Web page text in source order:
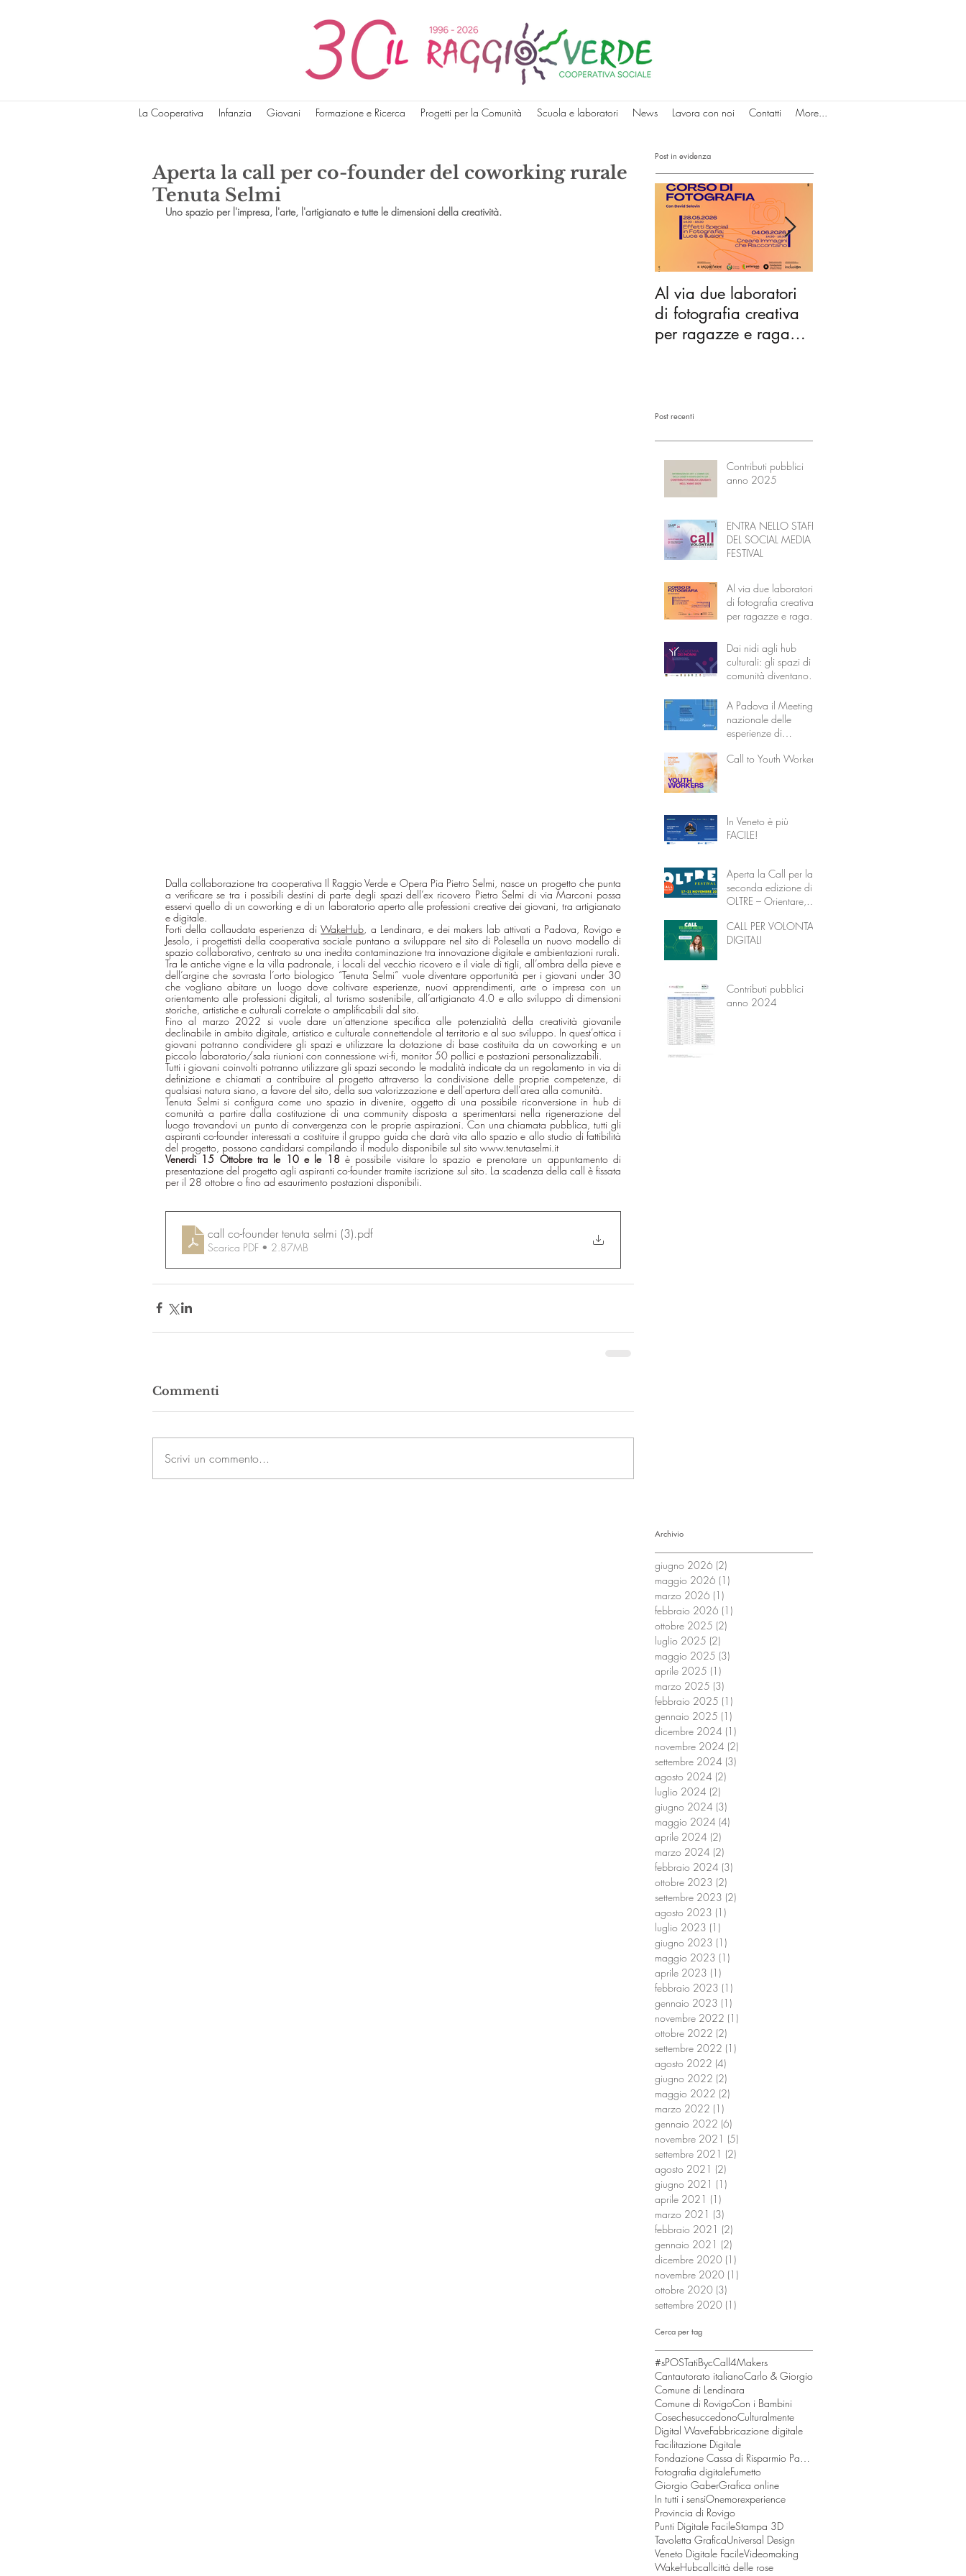
La Cooperativa Infanzia Giovani Formazione e Ricerca Progetti per la Comunità Scuola e laboratori News Lavora con noi Contatti More...
Aperta la call per co-founder del coworking rurale
Tenuta Selmi
Uno spazio per l'impresa, l'arte, l'artigianato e tutte le dimensioni della creatività.
Dalla collaborazione tra cooperativa Il Raggio Verde e Opera Pia Pietro Selmi, nasce un progetto che punta
a verificare se tra i possibili destini di parte degli spazi dell’ex ricovero Pietro Selmi di via Marconi possa
esservi quello di un coworking e di un laboratorio aperto alle professioni creative dei giovani, tra artigianato
e digitale.
Forti della collaudata esperienza di WakeHub , a Lendinara, e dei makers lab attivati a Padova, Rovigo e
Jesolo, i progettisti della cooperativa sociale puntano a sviluppare nel sito di Polesella un nuovo modello di
spazio collaborativo, centrato su una inedita contaminazione tra innovazione digitale e ambientazioni rurali.
Tra le antiche vigne e la villa padronale, i locali del vecchio ricovero e il viale di tigli, all’ombra della pieve e
dell’argine che sovrasta l’orto biologico “Tenuta Selmi” vuole diventare opportunità per i giovani under 30
che vogliano abitare un luogo dove coltivare esperienze, nuovi apprendimenti, arte o impresa con un
orientamento alle professioni digitali, al turismo sostenibile, all’artigianato 4.0 e allo sviluppo di dimensioni
storiche, artistiche e culturali correlate o amplificabili dal sito.
Fino al marzo 2022 si vuole dare un’attenzione specifica alle potenzialità della creatività giovanile
declinabile in ambito digitale, artistico e culturale connettendole al territorio e al suo sviluppo. In quest’ottica i
giovani potranno condividere gli spazi e utilizzare la dotazione di base costituita da un coworking e un
piccolo laboratorio/sala riunioni con connessione wi-fi, monitor 50 pollici e postazioni personalizzabili.
Tutti i giovani coinvolti potranno utilizzare gli spazi secondo le modalità indicate da un regolamento in via di
definizione e chiamati a contribuire al progetto attraverso la condivisione delle proprie competenze, di
qualsiasi natura siano, a favore del sito, della sua valorizzazione e dell'apertura dell'area alla comunità.
Tenuta Selmi si configura come uno spazio in divenire, oggetto di una possibile riconversione in hub di
comunità a partire dalla costituzione di una community disposta a sperimentarsi nella rigenerazione del
luogo trovandovi un punto di convergenza con le proprie aspirazioni. Con una chiamata pubblica , tutti gli
aspiranti co-founder interessati a costituire il gruppo guida che darà vita allo spazio e allo studio di fattibilità
del progetto, possono candidarsi compilando il modulo disponibile sul sito www.tenutaselmi.it
Venerdì 15 Ottobre tra le 10 e le 18 è possibile visitare lo spazio e prenotare un appuntamento di
presentazione del progetto agli aspiranti co-founder tramite iscrizione sul sito. La scadenza della call è fissata
per il 28 ottobre o fino ad esaurimento postazioni disponibili.
call co-founder tenuta selmi (3).pdf
Scarica PDF • 2.87MB
Commenti
Scrivi un commento...
Post in evidenza
Al via due laboratori
di fotografia creativa
per ragazze e ragazzi
Post recenti
Contributi pubblici
anno 2025
ENTRA NELLO STAFF
DEL SOCIAL MEDIA
FESTIVAL
Al via due laboratori
di fotografia creativa
per ragazze e ragazzi
Dai nidi agli hub
culturali: gli spazi di
comunità diventano
Nonni
A Padova il Meeting
nazionale delle
esperienze di
intergenerazionale
Call to Youth Workers
In Veneto è più
FACILE!
Aperta la Call per la
seconda edizione di
OLTRE – Orientare,
attraverso
l’Educazione
CALL PER VOLONTARI
DIGITALI
Contributi pubblici
anno 2024
Archivio
giugno 2026 (2)
maggio 2026 (1)
marzo 2026 (1)
febbraio 2026 (1)
ottobre 2025 (2)
luglio 2025 (2)
maggio 2025 (3)
aprile 2025 (1)
marzo 2025 (3)
febbraio 2025 (1)
gennaio 2025 (1)
dicembre 2024 (1)
novembre 2024 (2)
settembre 2024 (3)
agosto 2024 (2)
luglio 2024 (2)
giugno 2024 (3)
maggio 2024 (4)
aprile 2024 (2)
marzo 2024 (2)
febbraio 2024 (3)
ottobre 2023 (2)
settembre 2023 (2)
agosto 2023 (1)
luglio 2023 (1)
giugno 2023 (1)
maggio 2023 (1)
aprile 2023 (1)
febbraio 2023 (1)
gennaio 2023 (1)
novembre 2022 (1)
ottobre 2022 (2)
settembre 2022 (1)
agosto 2022 (4)
giugno 2022 (2)
maggio 2022 (2)
marzo 2022 (1)
gennaio 2022 (6)
novembre 2021 (5)
settembre 2021 (2)
agosto 2021 (2)
giugno 2021 (1)
aprile 2021 (1)
marzo 2021 (3)
febbraio 2021 (2)
gennaio 2021 (2)
dicembre 2020 (1)
novembre 2020 (1)
ottobre 2020 (3)
settembre 2020 (1)
Cerca per tag
#sPOSTatiBycCall4Makers
Cantautorato italianoCarlo & Giorgio
Comune di Lendinara
Comune di RovigoCon i Bambini
CosechesuccedonoCulturalmente
Digital WaveFabbricazione digitale
Facilitazione Digitale
Fotografia digitaleFumetto
Giorgio GaberGrafica online
In tutti i sensiOnemorexperience
Provincia di Rovigo
Punti Digitale FacileStampa 3D
Tavoletta GraficaUniversal Design
Veneto Digitale FacileVideomaking
WakeHubcallcittà delle rose